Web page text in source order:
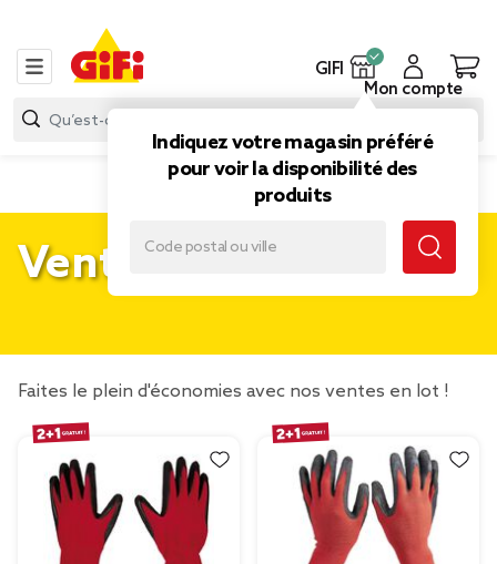
GIFI
Indiquez votre magasin préféré
pour voir la disponibilité des
produits
Mon compte
Ventes en lot
Faites le plein d'économies avec nos ventes en lot !